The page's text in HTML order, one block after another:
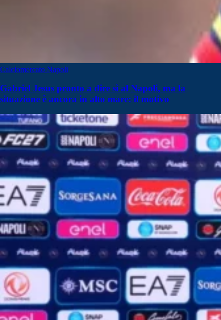
Calciomercato Napoli
Gabriel Jesus pronto a dire sì al Napoli, ma la
situazione è ancora in alto mare: il motivo